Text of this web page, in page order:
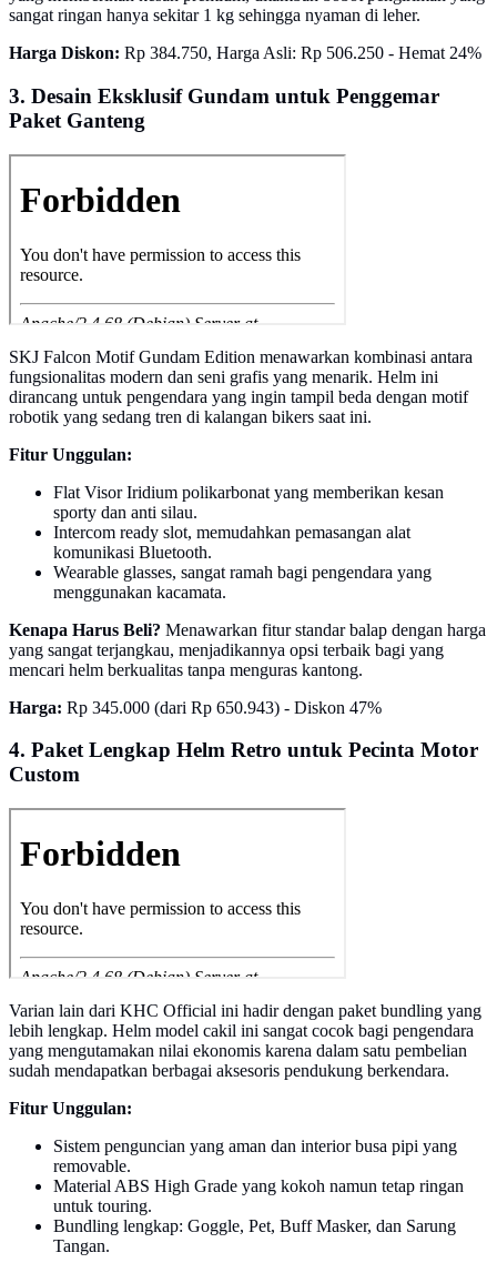
sangat ringan hanya sekitar 1 kg sehingga nyaman di leher.
Harga Diskon: Rp 384.750, Harga Asli: Rp 506.250 - Hemat 24%
3. Desain Eksklusif Gundam untuk Penggemar
Paket Ganteng
SKJ Falcon Motif Gundam Edition menawarkan kombinasi antara
fungsionalitas modern dan seni grafis yang menarik. Helm ini
dirancang untuk pengendara yang ingin tampil beda dengan motif
robotik yang sedang tren di kalangan bikers saat ini.
Fitur Unggulan:
Flat Visor Iridium polikarbonat yang memberikan kesan
sporty dan anti silau.
Intercom ready slot, memudahkan pemasangan alat
komunikasi Bluetooth.
Wearable glasses, sangat ramah bagi pengendara yang
menggunakan kacamata.
Kenapa Harus Beli? Menawarkan fitur standar balap dengan harga
yang sangat terjangkau, menjadikannya opsi terbaik bagi yang
mencari helm berkualitas tanpa menguras kantong.
Harga: Rp 345.000 (dari Rp 650.943) - Diskon 47%
4. Paket Lengkap Helm Retro untuk Pecinta Motor
Custom
Varian lain dari KHC Official ini hadir dengan paket bundling yang
lebih lengkap. Helm model cakil ini sangat cocok bagi pengendara
yang mengutamakan nilai ekonomis karena dalam satu pembelian
sudah mendapatkan berbagai aksesoris pendukung berkendara.
Fitur Unggulan:
Sistem penguncian yang aman dan interior busa pipi yang
removable.
Material ABS High Grade yang kokoh namun tetap ringan
untuk touring.
Bundling lengkap: Goggle, Pet, Buff Masker, dan Sarung
Tangan.